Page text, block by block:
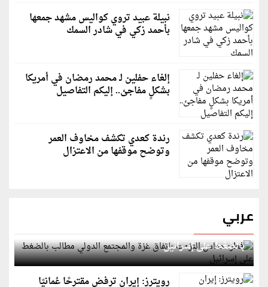
نبيلة عبيد تروي كواليس مشهد جمعها
بأحمد زكي في شادر السمك
إلغاء حفلين لـ محمد رمضان في أمريكا
بشكلٍ مفاجئ.. إليكم التفاصيل
رندة كعدي تكشف مخاوف العمر
وتوضح موقفها من الاعتزال
عربي
قطر: حماس التزمت باتفاق غزة والمجتمع الدولي مطالب
بالضغط على إسرائيل
رويترز: إيران ترفض مقترحًا عُمانيًا